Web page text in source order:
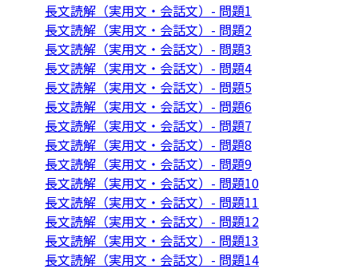
長文読解（実用文・会話文）- 問題1
長文読解（実用文・会話文）- 問題2
長文読解（実用文・会話文）- 問題3
長文読解（実用文・会話文）- 問題4
長文読解（実用文・会話文）- 問題5
長文読解（実用文・会話文）- 問題6
長文読解（実用文・会話文）- 問題7
長文読解（実用文・会話文）- 問題8
長文読解（実用文・会話文）- 問題9
長文読解（実用文・会話文）- 問題10
長文読解（実用文・会話文）- 問題11
長文読解（実用文・会話文）- 問題12
長文読解（実用文・会話文）- 問題13
長文読解（実用文・会話文）- 問題14